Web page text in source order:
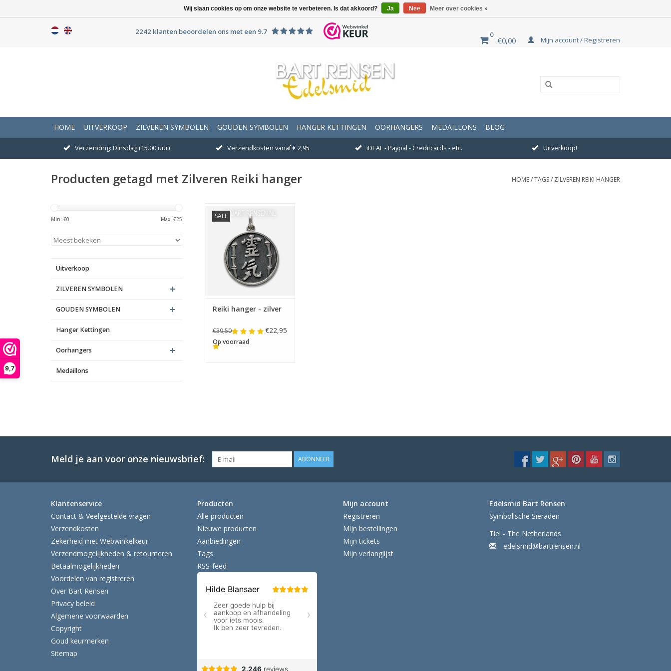
9,7
2242 klanten beoordelen ons met een 9.7 0
€0,00 Mijn account / Registreren
HOME UITVERKOOP ZILVEREN SYMBOLEN GOUDEN SYMBOLEN HANGER KETTINGEN OORHANGERS MEDAILLONS BLOG
Verzending: Dinsdag (15.00 uur) Verzendkosten vanaf € 2,95 iDEAL - Paypal - Creditcards - etc. Uitverkoop!
Producten getagd met Zilveren Reiki hanger HOME/TAGS/ ZILVEREN REIKI HANGER
Min: €0 Max: €25
Uitverkoop
ZILVEREN SYMBOLEN
GOUDEN SYMBOLEN
Hanger Kettingen
Oorhangers
Medaillons
SALE
Afmeting 32 x 24 mm
Reiki hanger - zilver
€39,50 €22,95
Op voorraad
Meld je aan voor onze nieuwsbrief: ABONNEER
Klantenservice
Contact & Veelgestelde vragen
Verzendkosten
Zekerheid met Webwinkelkeur
Verzendmogelijkheden & retourneren
Betaalmogelijkheden
Voordelen van registreren
Over Bart Rensen
Privacy beleid
Algemene voorwaarden
Copyright
Goud keurmerken
Sitemap
Producten
Alle producten
Nieuwe producten
Aanbiedingen
Tags
RSS-feed
Mijn account
Registreren
Mijn bestellingen
Mijn tickets
Mijn verlanglijst
Edelsmid Bart Rensen
Symbolische Sieraden
Tiel - The Netherlands
edelsmid@bartrensen.nl
Wij slaan cookies op om onze website te verbeteren. Is dat akkoord? Ja Nee Meer over cookies »